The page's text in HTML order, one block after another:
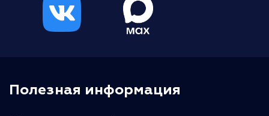
Полезная информация